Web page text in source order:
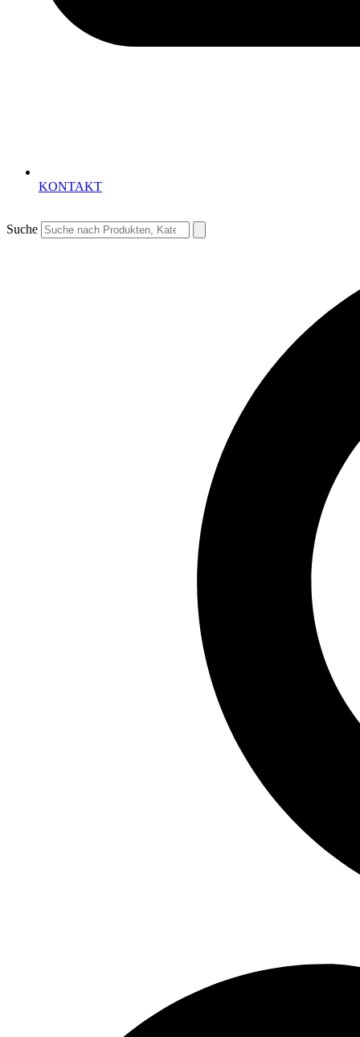
KONTAKT
Suche